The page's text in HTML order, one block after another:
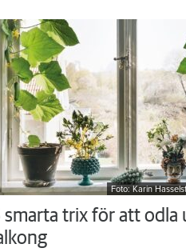
Foto: Karin
smarta trix för att odla